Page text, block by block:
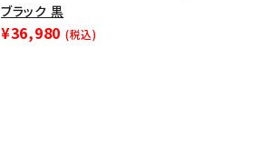
ブラック 黒
¥36,980 (税込)